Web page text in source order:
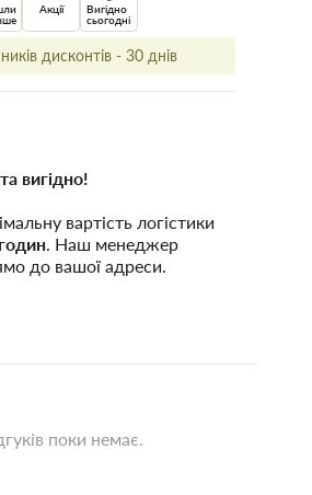
Акції
Вигідно
сьогодні
дисконтів - 30 днів
вигідно!
вартість логістики
. Наш менеджер
до вашої адреси.
поки немає.